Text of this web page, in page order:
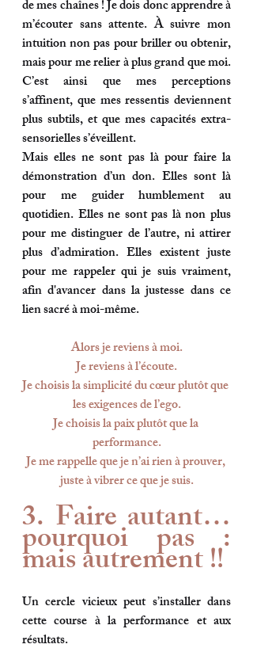
m’écouter sans attente. À suivre mon
intuition non pas pour briller ou obtenir,
mais pour me relier
C’est ainsi que mes perceptions
s’affinent, que mes ressentis deviennent
plus subtils, et que mes capacités extra-
sensorielles s’éveillent.
Mais elles ne sont pas là pour faire la
pour me guider humblement au
quotidien. Elles ne sont pas là non plus
pour me distinguer de l’autre, ni attirer
pour me rappeler qui je suis vraiment,
afin d'avancer dans la justesse dans ce
lien sacré à moi-même.
Alors je reviens à moi.
Je reviens à l’écoute.
Je choisis la simplicité du cœur plutôt que
les exigences de l’ego.
Je choisis la paix plutôt que la
performance.
Je me rappelle que je n’ai rien à prouver,
juste à vibrer ce que je suis.
3. Faire autant…
pourquoi pas :
mais autrement !!
Un cercle vicieux peut s’installer dans
cette course à la performance et aux
résultats.